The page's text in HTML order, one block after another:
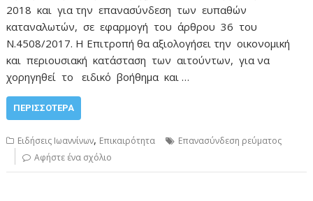
2018 και για την επανασύνδεση των ευπαθών
καταναλωτών, σε εφαρμογή του άρθρου 36 του
Ν.4508/2017. Η Επιτροπή θα αξιολογήσει την οικονομική
και περιουσιακή κατάσταση των αιτούντων, για να
χορηγηθεί το ειδικό βοήθημα και …
ΠΕΡΙΣΣΌΤΕΡΑ
Ειδήσεις Ιωαννίνων, Επικαιρότητα
Επανασύνδεση ρεύματος
Αφήστε ένα σχόλιο